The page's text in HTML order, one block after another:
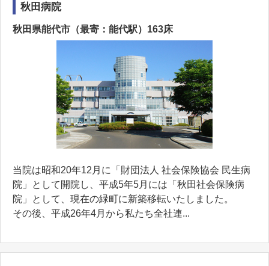
秋田病院
秋田県能代市（最寄：能代駅）163床
当院は昭和20年12月に「財団法人 社会保険協会 民生病
院」として開院し、平成5年5月には「秋田社会保険病
院」として、現在の緑町に新築移転いたしました。
その後、平成26年4月から私たち全社連...